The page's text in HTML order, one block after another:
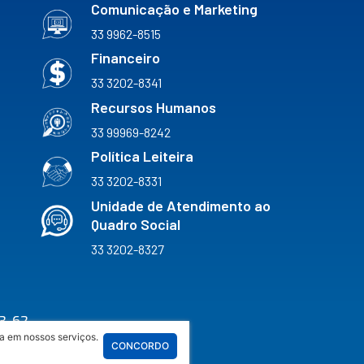
em nossos serviços.
CONCORDO
Comunicação e Marketing
33 9962-8515
Financeiro
33 3202-8341
Recursos Humanos
33 99969-8242
Política Leiteira
33 3202-8331
Unidade de Atendimento ao
Quadro Social
33 3202-8327
62